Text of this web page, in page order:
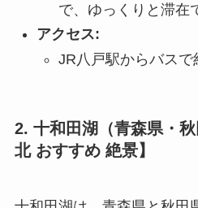
で、ゆっくりと滞在
アクセス:
JR八戸駅からバスで
2. 十和田湖（青森県・
北 おすすめ 絶景】